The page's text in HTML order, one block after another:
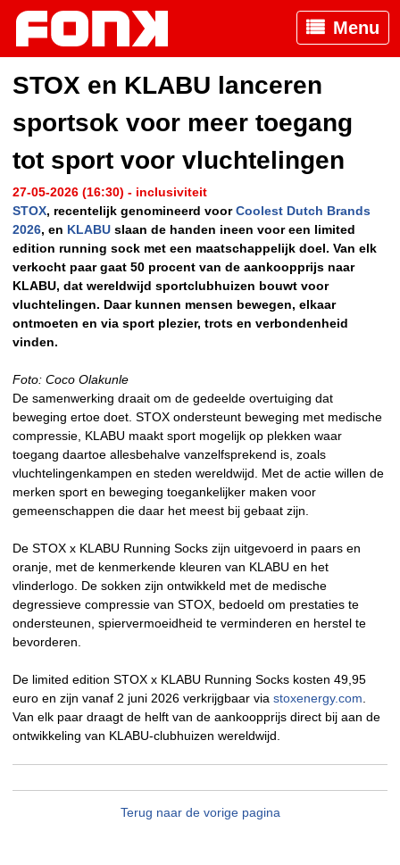
Menu
STOX en KLABU lanceren
sportsok voor meer toegang
tot sport voor vluchtelingen
27-05-2026 (16:30) - inclusiviteit
STOX, recentelijk genomineerd voorCoolest Dutch Brands
2026, en KLABU slaan de handen ineen voor een limited
edition running sock met een maatschappelijk doel. Van elk
verkocht paar gaat 50 procent van de aankoopprijs naar
KLABU, dat wereldwijd sportclubhuizen bouwt voor
vluchtelingen. Daar kunnen mensen bewegen, elkaar
ontmoeten en via sport plezier, trots en verbondenheid
vinden.
Foto: Coco Olakunle
De samenwerking draait om de gedeelde overtuiging dat
beweging ertoe doet. STOX ondersteunt beweging met medische
compressie, KLABU maakt sport mogelijk op plekken waar
toegang daartoe allesbehalve vanzelfsprekend is, zoals
vluchtelingenkampen en steden wereldwijd. Met de actie willen de
merken sport en beweging toegankelijker maken voor
gemeenschappen die daar het meest bij gebaat zijn.
De STOX x KLABU Running Socks zijn uitgevoerd in paars en
oranje, met de kenmerkende kleuren van KLABU en het
vlinderlogo. De sokken zijn ontwikkeld met de medische
degressieve compressie van STOX, bedoeld om prestaties te
ondersteunen, spiervermoeidheid te verminderen en herstel te
bevorderen.
De limited edition STOX x KLABU Running Socks kosten 49,95
euro en zijn vanaf 2 juni 2026 verkrijgbaar via stoxenergy.com
Van elk paar draagt de helft van de aankoopprijs direct bij aan de
ontwikkeling van KLABU-clubhuizen wereldwijd.
Terug naar de vorige pagina